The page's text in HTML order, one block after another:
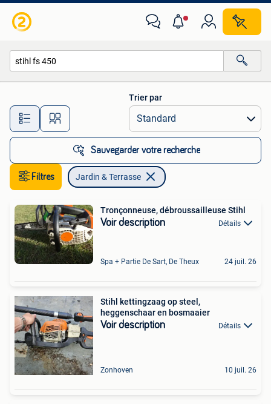
Toutes les distances…
Trier par
Sauvegarder votre recherche
Filtres Jardin & Terrasse
Tronçonneuse, débroussailleuse Stihl
Voir description Détails
Spa + Partie De Sart, De Theux 24 juil. 26
Stihl kettingzaag op steel,
heggenschaar en bosmaaier
Voir description Détails
Zonhoven 10 juil. 26